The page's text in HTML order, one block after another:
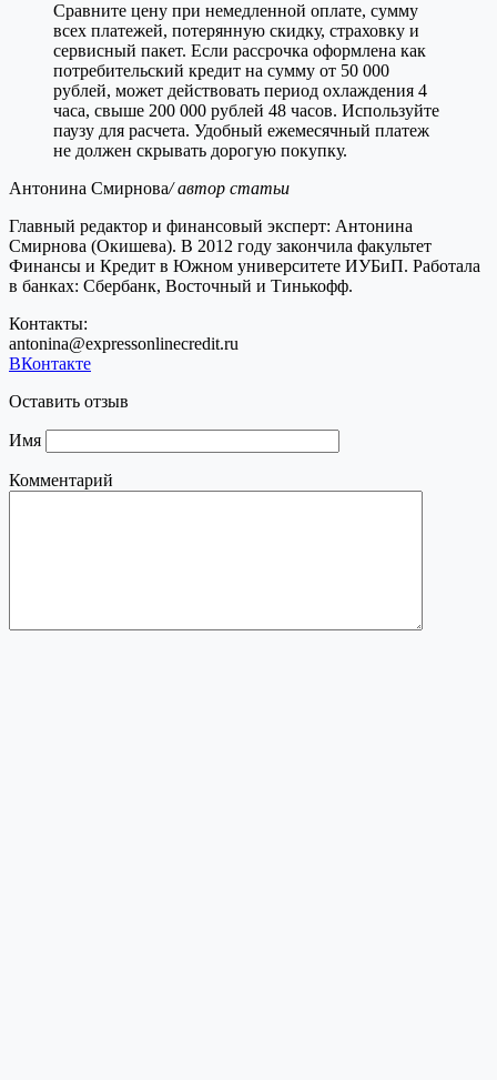
Сравните цену при немедленной оплате, сумму
всех платежей, потерянную скидку, страховку и
сервисный пакет. Если рассрочка оформлена как
потребительский кредит на сумму от 50 000
рублей, может действовать период охлаждения 4
часа, свыше 200 000 рублей 48 часов. Используйте
паузу для расчета. Удобный ежемесячный платеж
не должен скрывать дорогую покупку.
Антонина Смирнова/ автор статьи
Главный редактор и финансовый эксперт: Антонина
Смирнова (Окишева). В 2012 году закончила факультет
Финансы и Кредит в Южном университете ИУБиП. Работала
в банках: Сбербанк, Восточный и Тинькофф.
Контакты:
antonina@expressonlinecredit.ru
ВКонтакте
Оставить отзыв
Имя
Комментарий